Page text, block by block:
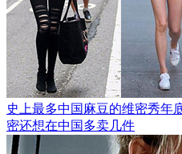
史上最多中国麻豆的维密秀年
密还想在中国多卖几件